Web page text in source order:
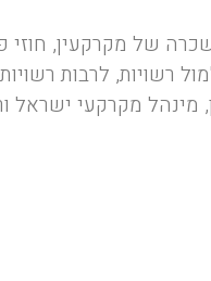
של מקרקעין, חוזי
רשויות, לרבות
מינהל מקרקעי ישראל